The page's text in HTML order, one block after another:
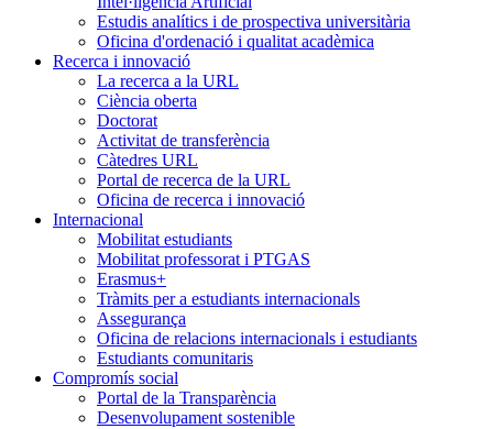
Estudis analítics i de prospectiva universitària
Oficina d'ordenació i qualitat acadèmica
Recerca i innovació
La recerca a la URL
Ciència oberta
Doctorat
Activitat de transferència
Càtedres URL
Portal de recerca de la URL
Oficina de recerca i innovació
Internacional
Mobilitat estudiants
Mobilitat professorat i PTGAS
Erasmus+
Tràmits per a estudiants internacionals
Assegurança
Oficina de relacions internacionals i estudiants
Estudiants comunitaris
Compromís social
Portal de la Transparència
Desenvolupament sostenible